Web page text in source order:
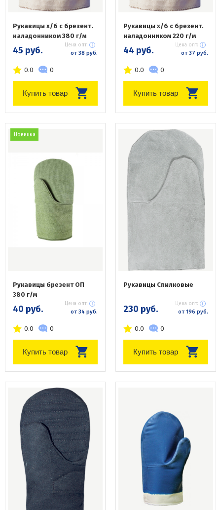
Рукавицы х/б с брезент.
наладонником 380 г/м
45 руб. Цена опт:
от 38 руб.
0.0 0
Купить товар
Рукавицы х/б с брезент.
наладонником 220 г/м
44 руб. Цена опт:
от 37 руб.
0.0 0
Купить товар
Новинка
Рукавицы брезент ОП
380 г/м
40 руб. Цена опт:
от 34 руб.
0.0 0
Купить товар
Рукавицы Спилковые
230 руб. Цена опт:
от 196 руб.
0.0 0
Купить товар